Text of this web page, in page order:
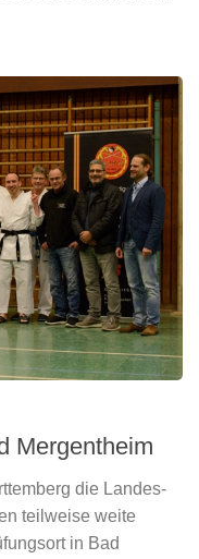
Mergentheim
die Landes-
teilweise weite
in Bad